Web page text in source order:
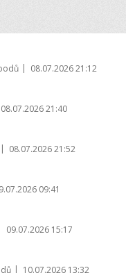
| 08.07.2026 21:12
08.07.2026 21:40
| 08.07.2026 21:52
09:41
09.07.2026 15:17
| 10.07.2026 13:32